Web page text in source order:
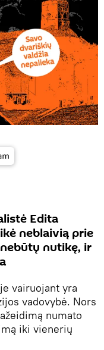
Edita
neblaivią prie
nutikę, ir
vairuojant yra
vadovybė. Nors
numato
iki vienerių